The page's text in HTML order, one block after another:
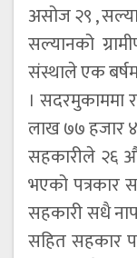
असोज २९ ,
सल्यानको
संस्थाले एक
। सदरमुकाममा
लाख ७७ हजार
सहकारीले २६
भएको पत्रकार
सहकारी सधै
सहित सहकार